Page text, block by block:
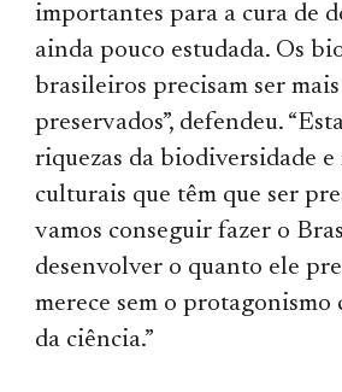
importantes para a cura de
ainda pouco estudada. Os
brasileiros precisam ser
preservados”, defendeu.
riquezas da biodiversidade e
culturais que têm que ser
vamos conseguir fazer o
desenvolver o quanto ele
merece sem o protagonismo
da ciência.”